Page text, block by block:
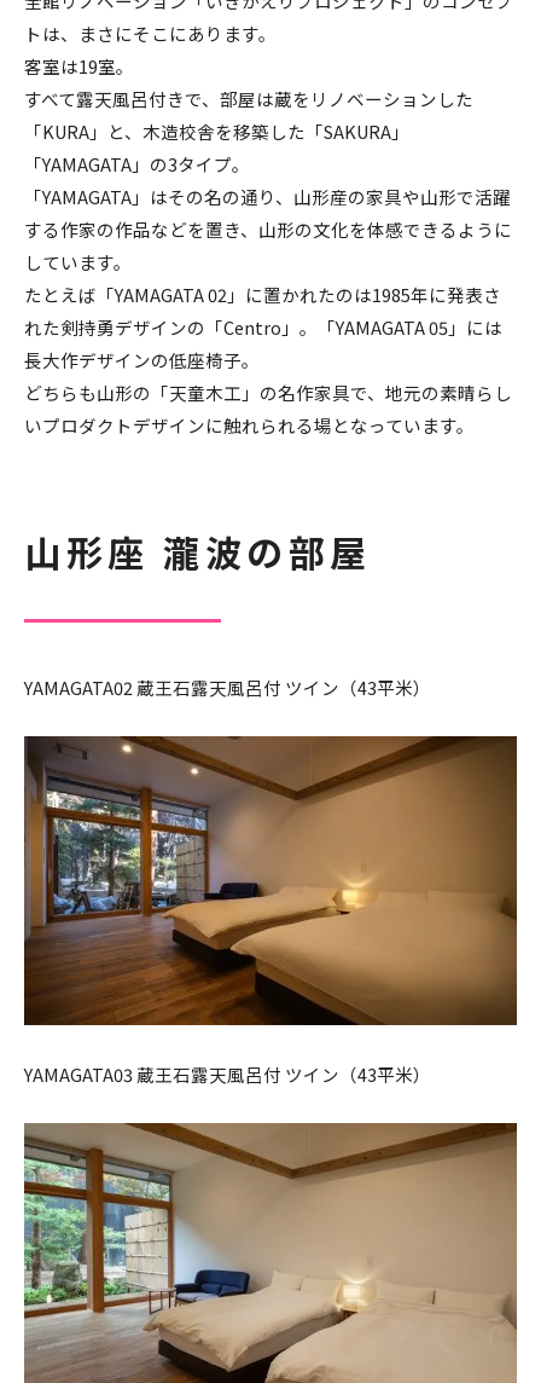
トは、まさにそこにあります。
客室は19室。
すべて露天風呂付きで、部屋は蔵をリノベーションした
「KURA」と、木造校舎を移築した「SAKURA」
「YAMAGATA」の3タイプ。
「YAMAGATA」はその名の通り、山形産の家具や山形で活躍
する作家の作品などを置き、山形の文化を体感できるように
しています。
たとえば「YAMAGATA 02」に置かれたのは1985年に発表さ
れた剣持勇デザインの「Centro」。「YAMAGATA 05」には
長大作デザインの低座椅子。
どちらも山形の「天童木工」の名作家具で、地元の素晴らし
いプロダクトデザインに触れられる場となっています。
山形座 瀧波の部屋
YAMAGATA02 蔵王石露天風呂付 ツイン（43平米）
YAMAGATA03 蔵王石露天風呂付 ツイン（43平米）